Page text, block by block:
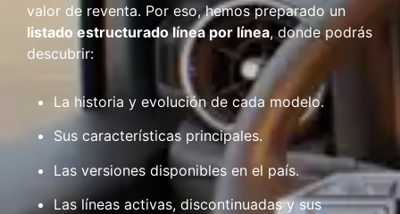
valor de reventa. Por eso, hemos preparado un
listado estructurado línea por línea, donde podrás
descubrir:
La historia y evolución de cada modelo.
Sus características principales.
Las versiones disponibles en el país.
Las líneas activas, discontinuadas y sus